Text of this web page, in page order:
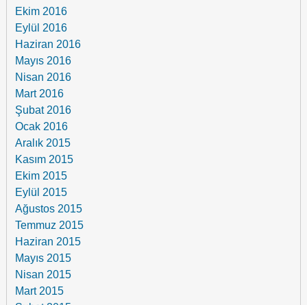
Ekim 2016
Eylül 2016
Haziran 2016
Mayıs 2016
Nisan 2016
Mart 2016
Şubat 2016
Ocak 2016
Aralık 2015
Kasım 2015
Ekim 2015
Eylül 2015
Ağustos 2015
Temmuz 2015
Haziran 2015
Mayıs 2015
Nisan 2015
Mart 2015